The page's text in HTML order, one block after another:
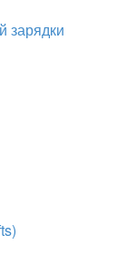
зарядки